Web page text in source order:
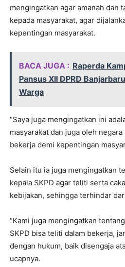
mengingatkan agar amanah dan
kepada masyarakat, agar
kepentingan masyarakat.
BACA JUGA : Raperda
Pansus XII DPRD
Warga
“Saya juga mengingatkan ini
masyarakat dan juga oleh
bekerja demi kepentingan
Selain itu ia juga mengingatkan
kepala SKPD agar teliti serta
kebijakan, sehingga terhindar
“Kami juga mengingatkan
SKPD bisa teliti dalam bekerja,
dengan hukum, baik disengaja
ucapnya.